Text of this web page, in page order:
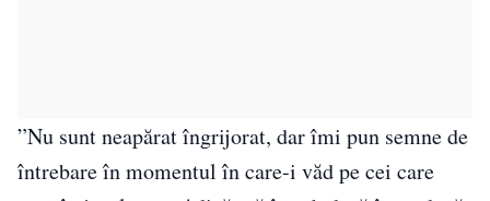
”Nu sunt neapărat îngrijorat, dar îmi pun semne de
întrebare în momentul în care-i văd pe cei care